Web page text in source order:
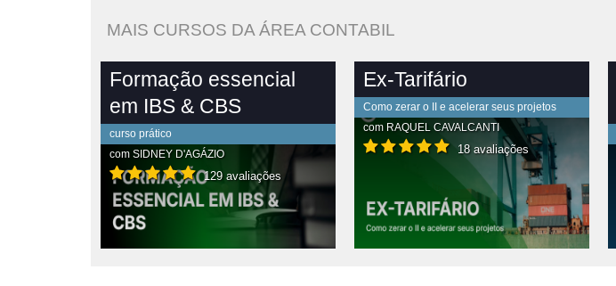
MAIS CURSOS DA ÁREA CONTABIL
Formação essencial
em IBS & CBS
curso prático
com SIDNEY D'AGÁZIO
129 avaliações
Ex-Tarifário
Como zerar o II e acelerar seus projetos
com RAQUEL CAVALCANTI
18 avaliações
VER CONTEÚDO COMPLETO VER CONTEÚDO COMPLETO